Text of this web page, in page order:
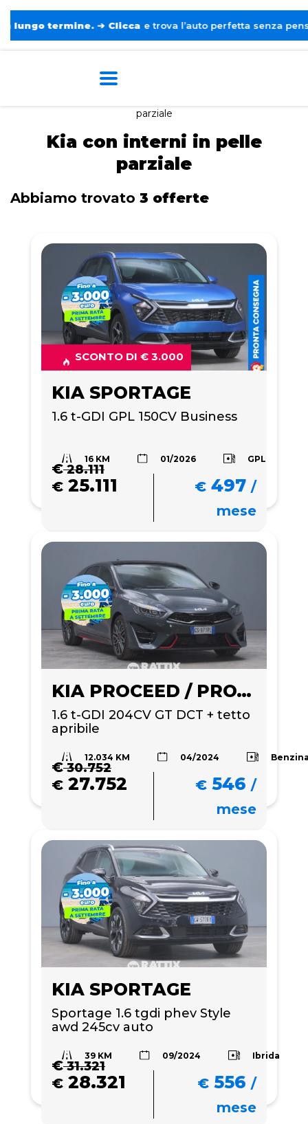
termine. ➔ Clicca e trova l’auto perfetta senza pensieri. ❤️
parziale
Kia con interni in pelle
parziale
Abbiamo trovato 3 offerte
SCONTO DI € 3.000
KIA SPORTAGE
1.6 t-GDI GPL 150CV Business
16 KM 01/2026 GPL
€28.111
€ 25.111 € 497 /
mese
KIA PROCEED / PRO_CEE'D
1.6 t-GDI 204CV GT DCT + tetto
apribile
12.034 KM 04/2024
€30.752
€ 27.752 € 546 /
mese
KIA SPORTAGE
Sportage 1.6 tgdi phev Style
awd 245cv auto
39 KM 09/2024 Ibrida
€31.321
€ 28.321 € 556 /
mese